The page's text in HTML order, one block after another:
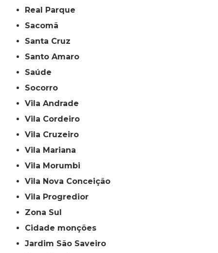
Real Parque
Sacomã
Santa Cruz
Santo Amaro
Saúde
Socorro
Vila Andrade
Vila Cordeiro
Vila Cruzeiro
Vila Mariana
Vila Morumbi
Vila Nova Conceição
Vila Progredior
Zona Sul
cidade monções
jardim São Saveiro